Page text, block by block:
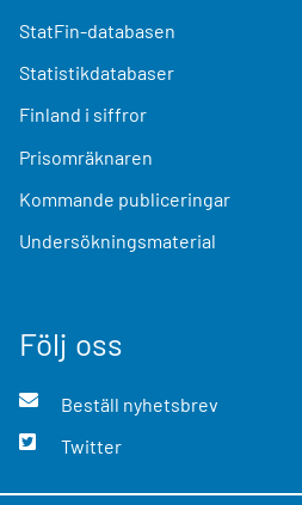
StatFin-databasen
Statistikdatabaser
Finland i siffror
Prisomräknaren
Kommande publiceringar
Undersökningsmaterial
Följ oss
Beställ nyhetsbrev
Twitter